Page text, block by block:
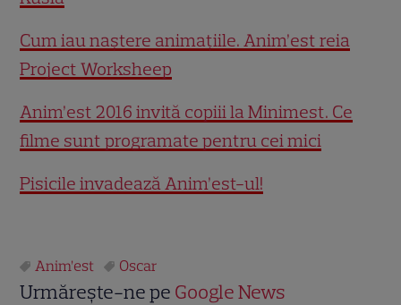
Cum iau naștere animațiile. Anim’est reia
Project Worksheep
Anim’est 2016 invită copiii la Minimest. Ce
filme sunt programate pentru cei mici
Pisicile invadează Anim’est-ul!
Anim’est Oscar
Urmărește-ne pe Google News